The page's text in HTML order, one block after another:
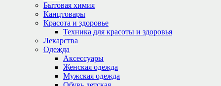
Бытовая химия
Канцтовары
Красота и здоровье
Техника для красоты и здоровья
Лекарства
Одежда
Аксессуары
Женская одежда
Мужская одежда